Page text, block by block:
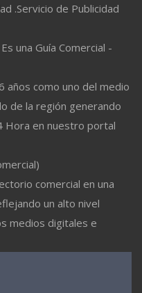
.Servicio de Publicidad
una Guía Comercial -
años como uno del medio
de la región generando
Hora en nuestro portal
comercial en una
un alto nivel
medios digitales e